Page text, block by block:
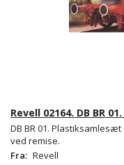
Revell 02164. DB BR
DB BR 01.
ved remise.
Fra: Revell